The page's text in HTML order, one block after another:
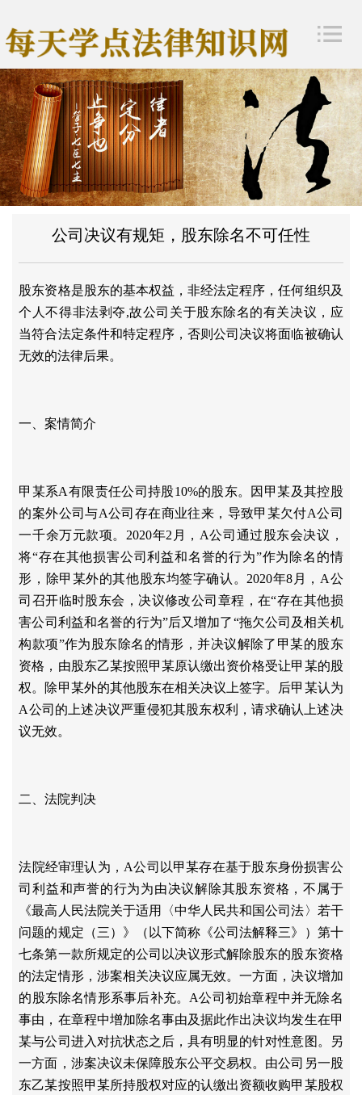
公司决议有规矩，股东除名不可任性
股东资格是股东的基本权益，非经法定程序，任何组织及
个人不得非法剥夺,故公司关于股东除名的有关决议，应
当符合法定条件和特定程序，否则公司决议将面临被确认
无效的法律后果。
一、案情简介
甲某系A有限责任公司持股10%的股东。因甲某及其控股
的案外公司与A公司存在商业往来，导致甲某欠付A公司
一千余万元款项。2020年2月，A公司通过股东会决议，
将“存在其他损害公司利益和名誉的行为”作为除名的情
形，除甲某外的其他股东均签字确认。2020年8月，A公
司召开临时股东会，决议修改公司章程，在“存在其他损
害公司利益和名誉的行为”后又增加了“拖欠公司及相关机
构款项”作为股东除名的情形，并决议解除了甲某的股东
资格，由股东乙某按照甲某原认缴出资价格受让甲某的股
权。除甲某外的其他股东在相关决议上签字。后甲某认为
A公司的上述决议严重侵犯其股东权利，请求确认上述决
议无效。
二、法院判决
法院经审理认为， A公司以甲某存在基于股东身份损害公
司利益和声誉的行为为由决议解除其股东资格，不属于
《最高人民法院关于适用〈中华人民共和国公司法〉若干
问题的规定（三）》（以下简称《公司法解释三》）第十
七条第一款所规定的公司以决议形式解除股东的股东资格
的法定情形，涉案相关决议应属无效。一方面，决议增加
的股东除名情形系事后补充。A公司初始章程中并无除名
事由，在章程中增加除名事由及据此作出决议均发生在甲
某与公司进入对抗状态之后，具有明显的针对性意图。另
一方面，涉案决议未保障股东公平交易权。由公司另一股
东乙某按照甲某所持股权对应的认缴出资额收购甲某股权